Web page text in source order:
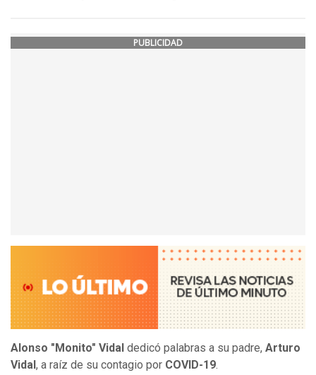
PUBLICIDAD
Alonso "Monito" Vidal dedicó palabras a su padre, Arturo
Vidal , a raíz de su contagio por COVID-19.